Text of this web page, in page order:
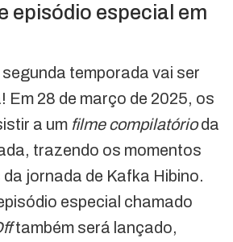
episódio especial em
temporada vai ser
Em 28 de março de 2025, os
a um filme compilatórioda
trazendo os momentos
jornada de Kafka Hibino.
especial chamado
também será lançado,